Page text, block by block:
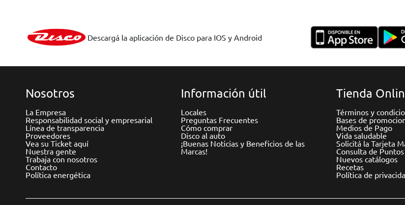
Descargá la aplicación de Disco para IOS y Android
Nosotros
La Empresa
Responsabilidad social y empresarial
Línea de transparencia
Proveedores
Vea su Ticket aquí
Nuestra gente
Trabaja con nosotros
Contacto
Política energética
Información útil
Locales
Preguntas Frecuentes
Cómo comprar
Disco al auto
¡Buenas Noticias y Beneficios de las
Marcas!
Tienda
Términos y
Bases de
Medios de Pago
Vida saludable
Solicitá la Tarjeta
Consulta de Puntos
Nuevos catálogos
Recetas
Política de